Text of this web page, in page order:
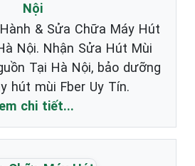
Nội
& Sửa Chữa Máy Hút
Nội. Nhận Sửa Hút Mùi
Tại Hà Nội, bảo dưỡng
hút mùi Fber Uy Tín.
chi tiết...